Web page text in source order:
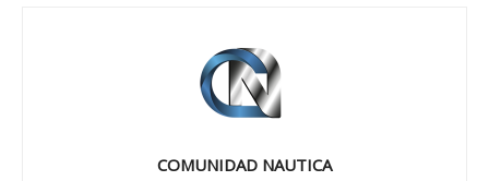
COMUNIDAD NAUTICA